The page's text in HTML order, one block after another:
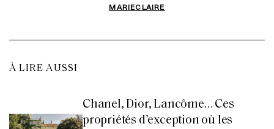
MARIECLAIRE
À LIRE AUSSI
Chanel, Dior, Lancôme… Ces
propriétés d’exception où les